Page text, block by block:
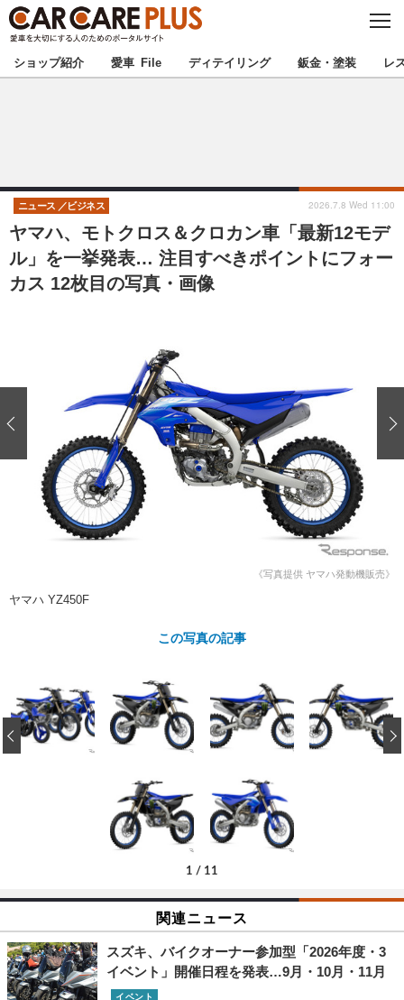
C
S
E
★カーケアプラス認定★ 厳選プロショップを地域から探す
甲信越 北陸
東海 関西
中国
ショップレポート 愛車 File
自動車豆知識 ストップ！不具合修理＆粗悪修理
鈑金・塗装
ディテイリング
ディテイリング 洗車
ヘッドライト磨き コーティング
フィルム・ラッピング
鈑金・塗装
小キズ直し 防錆
特集記事
ストップ 不具合修理＆粗悪修理
カーメーカー「旧車」関連プロジェ
クト
ショップ紹介
プロショップ検索
カーメーカー「旧車」関連プロジ
イベント
ショップ紹介 愛車 File ディテイリング 鈑金・塗装 レ
ヤマハ、モトクロス＆クロカン車「最新12モデ
ル」を一挙発表… 注目すべきポイントにフォー
カス 12枚目の写真・画像
ニュース ビジネス 2026.7.8 Wed 11:00
《写真提供 ヤマハ発動機販売》
ヤマハ YZ450F
この写真の記事
1 / 11
‹
関連ニュース
スズキ、バイクオーナー参加型「2026年度・3
イベント」開催日程を発表…9月・10月・11月
イベント